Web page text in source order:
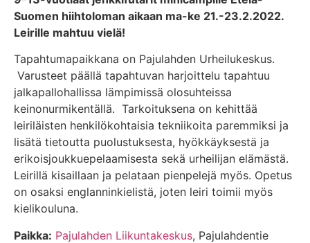
Suomen hiihtoloman aikaan ma-ke 21.-23.2.2022.
Leirille mahtuu vielä!
Tapahtumapaikkana on Pajulahden Urheilukeskus.
Varusteet päällä tapahtuvan harjoittelu tapahtuu
jalkapallohallissa lämpimissä olosuhteissa
keinonurmikentällä. Tarkoituksena on kehittää
leiriläisten henkilökohtaisia tekniikoita paremmiksi ja
lisätä tietoutta puolustuksesta, hyökkäyksestä ja
erikoisjoukkuepelaamisesta sekä urheilijan elämästä.
Leirillä kisaillaan ja pelataan pienpelejä myös. Opetus
on osaksi englanninkielistä, joten leiri toimii myös
kielikouluna.
Paikka: Pajulahden Liikuntakeskus, Pajulahdentie